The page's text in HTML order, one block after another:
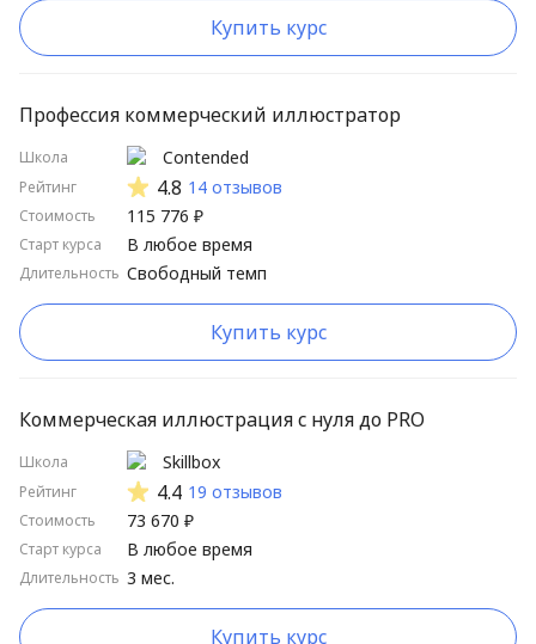
Купить курс
Профессия коммерческий иллюстратор
Школа
Рейтинг
Стоимость
Старт курса
Длительность
Contended
4.8 14 отзывов
115 776 ₽
Свободный темп
В любое время
Купить курс
Коммерческая иллюстрация с нуля до PRO
Школа
Рейтинг
Стоимость
Старт курса
Длительность
Skillbox
4.4 19 отзывов
73 670 ₽
3 мес.
В любое время
Купить курс